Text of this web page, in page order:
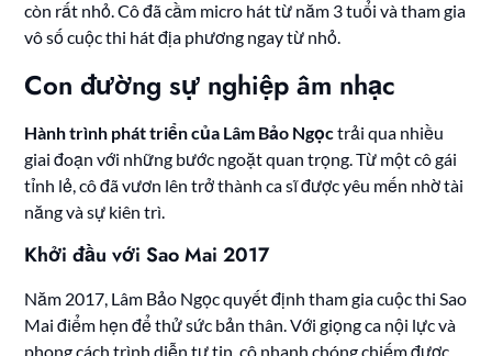
còn rất nhỏ. Cô đã cầm micro hát từ năm 3 tuổi và tham gia
vô số cuộc thi hát địa phương ngay từ nhỏ.
Con đường sự nghiệp âm nhạc
Hành trình phát triển của Lâm Bảo Ngọctrải qua nhiều
giai đoạn với những bước ngoặt quan trọng. Từ một cô gái
tỉnh lẻ, cô đã vươn lên trở thành ca sĩ được yêu mến nhờ tài
năng và sự kiên trì.
Khởi đầu với Sao Mai 2017
Năm 2017, Lâm Bảo Ngọc quyết định tham gia cuộc thi Sao
Mai điểm hẹn để thử sức bản thân. Với giọng ca nội lực và
phong cách trình diễn tự tin, cô nhanh chóng chiếm được